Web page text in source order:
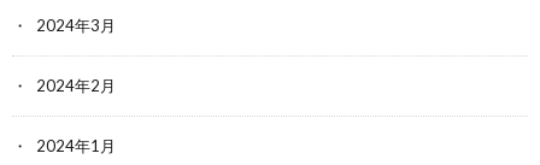
2024年3月
2024年2月
2024年1月